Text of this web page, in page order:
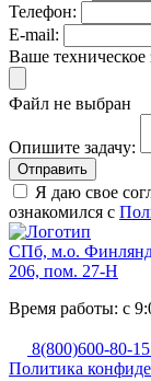
Телефон:
E-mail:
Ваше техническое
Файл не выбран
Опишите задачу:
Отправить
Я даю свое
ознакомился с
СПб, м.о.
206, пом. 27-Н
Время работы: с
8(800)600-80-15
Политика